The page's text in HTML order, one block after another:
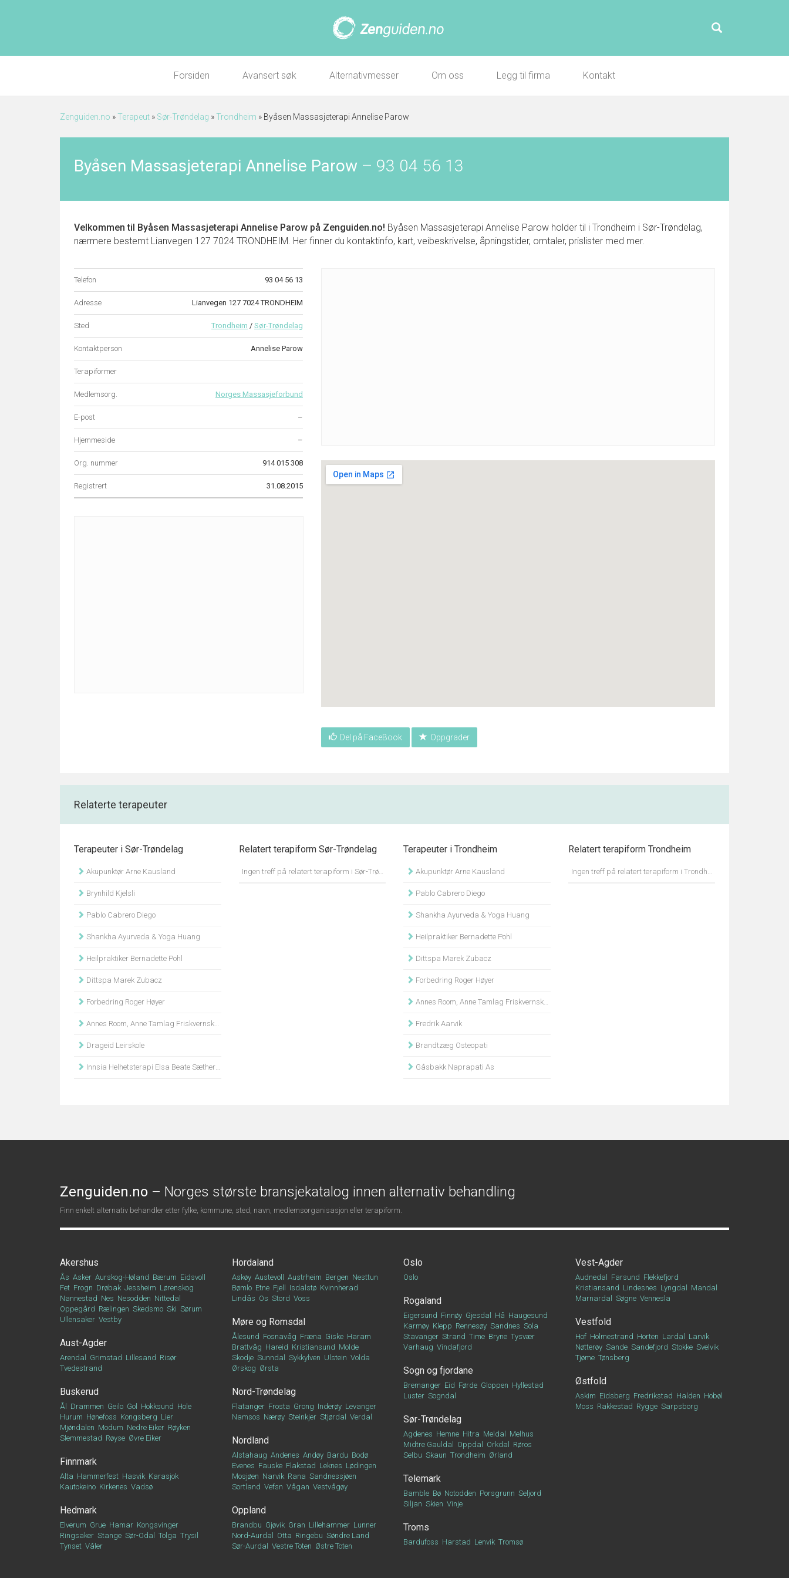
Forsiden Avansert søk Alternativmesser Om oss Legg til firma Kontakt
Zenguiden.no »Terapeut » Sør-Trøndelag »Trondheim » Byåsen Massasjeterapi Annelise Parow
Byåsen Massasjeterapi Annelise Parow – 93 04 56 13
Velkommen til Byåsen Massasjeterapi Annelise Parow på Zenguiden.no! Byåsen Massasjeterapi Annelise Parow holder til i Trondheim i Sør-Trøndelag,
nærmere bestemt Lianvegen 127 7024 TRONDHEIM. Her finner du kontaktinfo, kart, veibeskrivelse, åpningstider, omtaler, prislister med mer.
Telefon 93 04 56 13
Adresse Lianvegen 127 7024 TRONDHEIM
Sted Trondheim / Sør-Trøndelag
Kontaktperson Annelise Parow
Terapiformer
Medlemsorg. Norges Massasjeforbund
E-post –
Hjemmeside –
Org. nummer 914 015 308
Registrert 31.08.2015
Del på FaceBook Oppgrader
Relaterte terapeuter
Terapeuter i Sør-Trøndelag
Akupunktør Arne Kausland
Brynhild Kjelsli
Pablo Cabrero Diego
Shankha Ayurveda & Yoga Huang
Heilpraktiker Bernadette Pohl
Dittspa Marek Zubacz
Forbedring Roger Høyer
Annes Room, Anne Tamlag Friskvernskonsulent
Drageid Leirskole
Innsia Helhetsterapi Elsa Beate Sætherbø
Relatert terapiform Sør-Trøndelag
Ingen treff på relatert terapiform i Sør-Trøndelag.
Terapeuter i Trondheim
Akupunktør Arne Kausland
Pablo Cabrero Diego
Shankha Ayurveda & Yoga Huang
Heilpraktiker Bernadette Pohl
Dittspa Marek Zubacz
Forbedring Roger Høyer
Annes Room, Anne Tamlag Friskvernskonsulent
Fredrik Aarvik
Brandtzæg Osteopati
Gåsbakk Naprapati As
Relatert terapiform Trondheim
Ingen treff på relatert terapiform i Trondheim.
Zenguiden.no – Norges største bransjekatalog innen alternativ behandling
Finn enkelt alternativ behandler etter fylke, kommune, sted, navn, medlemsorganisasjon eller terapiform.
Akershus
Ås Asker Aurskog-Høland Bærum Eidsvoll
Fet Frogn Drøbak Jessheim Lørenskog
Nannestad Nes Nesodden Nittedal
Oppegård Rælingen Skedsmo Ski Sørum
Ullensaker Vestby
Aust-Agder
Arendal Grimstad Lillesand Risør
Tvedestrand
Buskerud
Ål Drammen Geilo Gol Hokksund Hole
Hurum Hønefoss Kongsberg Lier
Mjøndalen Modum Nedre Eiker Røyken
Slemmestad Røyse Øvre Eiker
Finnmark
Alta Hammerfest Hasvik Karasjok
Kautokeino Kirkenes Vadsø
Hedmark
Elverum Grue Hamar Kongsvinger
Ringsaker Stange Sør-Odal Tolga Trysil
Tynset Våler
Hordaland
Askøy Austevoll Austrheim Bergen Nesttun
Bømlo Etne Fjell Isdalstø Kvinnherad
Lindås Os Stord Voss
Møre og Romsdal
Ålesund Fosnavåg Fræna Giske Haram
Brattvåg Hareid Kristiansund Molde
Skodje Sunndal Sykkylven Ulstein Volda
Ørskog Ørsta
Nord-Trøndelag
Flatanger Frosta Grong Inderøy Levanger
Namsos Nærøy Steinkjer Stjørdal Verdal
Nordland
Alstahaug Andenes Andøy Bardu Bodø
Evenes Fauske Flakstad Leknes Lødingen
Mosjøen Narvik Rana Sandnessjøen
Sortland Vefsn Vågan Vestvågøy
Oppland
Brandbu Gjøvik Gran Lillehammer Lunner
Nord-Aurdal
Otta Ringebu Søndre Land
Sør-Aurdal
Vestre Toten Østre Toten
Oslo
Oslo
Rogaland
Eigersund Finnøy Gjesdal Hå Haugesund
Karmøy Klepp Rennesøy Sandnes Sola
Stavanger Strand Time Bryne Tysvær
Varhaug Vindafjord
Sogn og fjordane
Bremanger Eid Førde Gloppen Hyllestad
Luster Sogndal
Sør-Trøndelag
Agdenes Hemne Hitra Meldal
Melhus
Midtre Gauldal
Oppdal Orkdal
Røros
Selbu Skaun Trondheim Ørland
Telemark
Bamble Bø Notodden Porsgrunn Seljord
Siljan Skien Vinje
Troms
Bardufoss Harstad Lenvik Tromsø
Vest-Agder
Audnedal Farsund Flekkefjord
Kristiansand Lindesnes Lyngdal
Mandal
Marnardal
Søgne Vennesla
Vestfold
Hof Holmestrand Horten Lardal
Larvik
Nøtterøy Sande Sandefjord Stokke Svelvik
Tjøme Tønsberg
Østfold
Askim Eidsberg Fredrikstad Halden Hobøl
Moss Rakkestad Rygge Sarpsborg